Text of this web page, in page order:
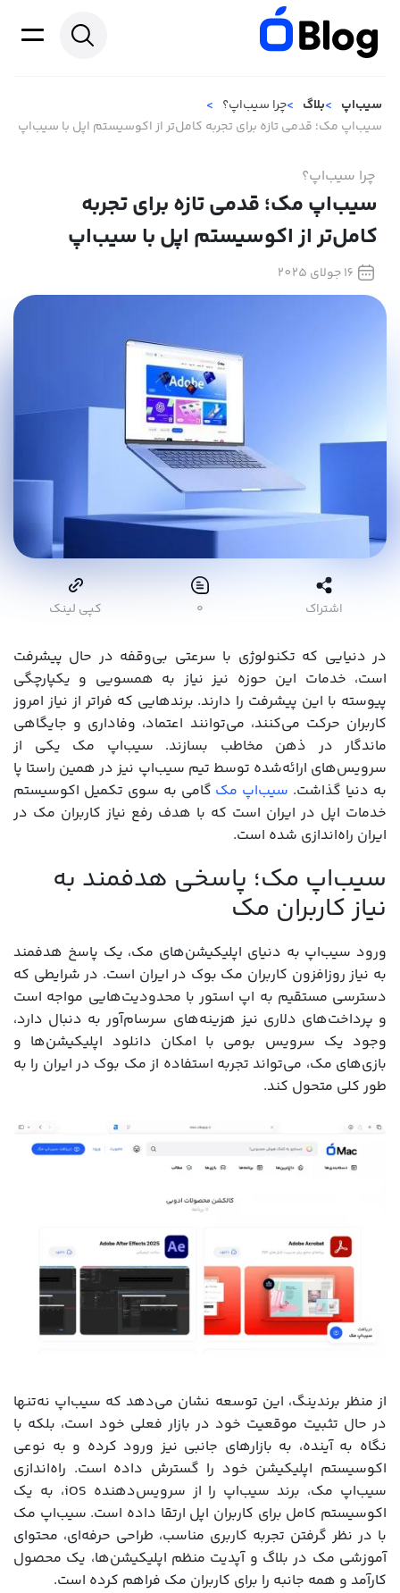
سیب‌اپ بلاگ
چرا سیب‌اپ؟
سیب‌اپ مک؛ قدمی تازه‌ برای تجربه کامل‌تر از اکوسیستم اپل با سیب‌اپ
چرا سیب‌اپ؟
سیب‌اپ مک؛ قدمی تازه‌ برای تجربه
کامل‌تر از اکوسیستم اپل با سیب‌اپ
16 جولای 2025
اشتراک ۰ کپی لینک
در دنیایی که تکنولوژی با سرعتی بی‌وقفه در حال پیشرفت
است، خدمات این حوزه نیز نیاز به همسویی و یکپارچگی
پیوسته با این پیشرفت را دارند. برندهایی که فراتر از نیاز امروز
کاربران حرکت می‌کنند، می‌توانند اعتماد، وفاداری و جایگاهی
ماندگار در ذهن مخاطب بسازند. سیب‌‌اپ مک یکی از
سرویس‌های ارائه‌‌شده توسط تیم سیب‌‌اپ نیز در همین راستا پا
به دنیا گذاشت. سیب‌اپ مک گامی به‌ سوی تکمیل اکوسیستم
خدمات اپل در ایران است که با هدف رفع نیاز کاربران مک در
ایران راه‌اندازی شده است.
سیب‌اپ مک؛ پاسخی هدفمند به
نیاز کاربران مک
ورود سیب‌اپ به دنیای اپلیکیشن‌های مک، یک پاسخ هدفمند
به نیاز روزافزون کاربران مک‌ بوک در ایران است. در شرایطی که
دسترسی مستقیم به اپ استور با محدودیت‌هایی مواجه است
و پرداخت‌های دلاری نیز هزینه‌های سرسام‌آور به دنبال دارد،
وجود یک سرویس بومی با امکان دانلود اپلیکیشن‌ها و
بازی‌های مک، می‌تواند تجربه استفاده از مک بوک در ایران را به
طور کلی متحول کند.
از منظر برندینگ، این توسعه نشان می‌دهد که سیب‌‌اپ نه‌تنها
در حال تثبیت موقعیت خود در بازار فعلی‌ خود است، بلکه با
نگاه به آینده، به بازارهای جانبی نیز ورود کرده و به‌ نوعی
اکوسیستم اپلیکیشن خود را گسترش داده است. راه‌اندازی
سیب‌اپ مک، برند سیب‌‌اپ را از سرویس‌دهنده iOS، به یک
اکوسیستم کامل برای کاربران اپل ارتقا داده است. سیب‌اپ مک
با در نظر گرفتن تجربه کاربری مناسب، طراحی حرفه‌ای، محتوای
آموزشی مک در بلاگ و آپدیت منظم اپلیکیشن‌ها، یک محصول
کارآمد و همه جانبه را برای کاربران مک فراهم کرده است.